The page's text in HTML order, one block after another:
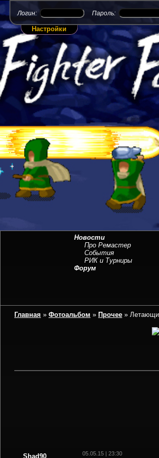
Логин: Пароль:
Настройки
Новости
Про Ремастер
События
РИК и Турниры
Форум
Главная » Фотоальбом » Прочее »
05.05.15 | 23:30
Shad90